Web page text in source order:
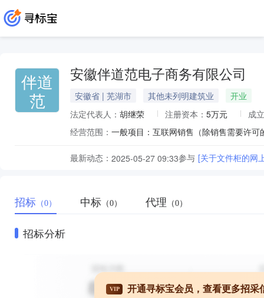
伴道
范
安徽伴道范电子商务有限公司
安徽省 | 芜湖市 其他未列明建筑业
开业
法定代表人： 胡继荣 注册资本： 5万元
成
经营范围：
最新动态： 2025-05-27 09:33参与 [关于文件柜的网
招标 （0） 中标 （0） 代理 （0）
招标分析
VIP 开通寻标宝会员，查看更多招采